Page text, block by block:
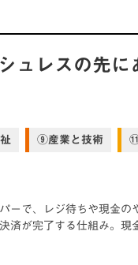
ュレスの先に
⑨産業と技術 ⑪
ーで、レジ待ちや現金
済が完了する仕組み。